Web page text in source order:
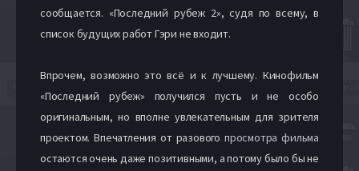
сообщается. «Последний рубеж 2», судя по всему, в
список будущих работ Гэри не входит.
Впрочем, возможно это всё и к лучшему. Кинофильм
«Последний рубеж» получился пусть и не особо
оригинальным, но вполне увлекательным для зрителя
проектом. Впечатления от разового просмотра фильма
остаются очень даже позитивными, а потому было бы не